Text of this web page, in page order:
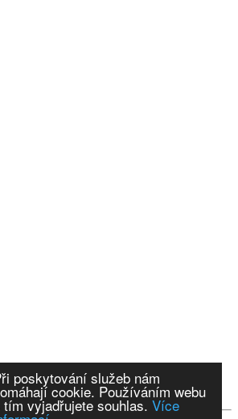
poskytování služeb nám
cookie. Používáním webu
vyjadřujete souhlas. Více